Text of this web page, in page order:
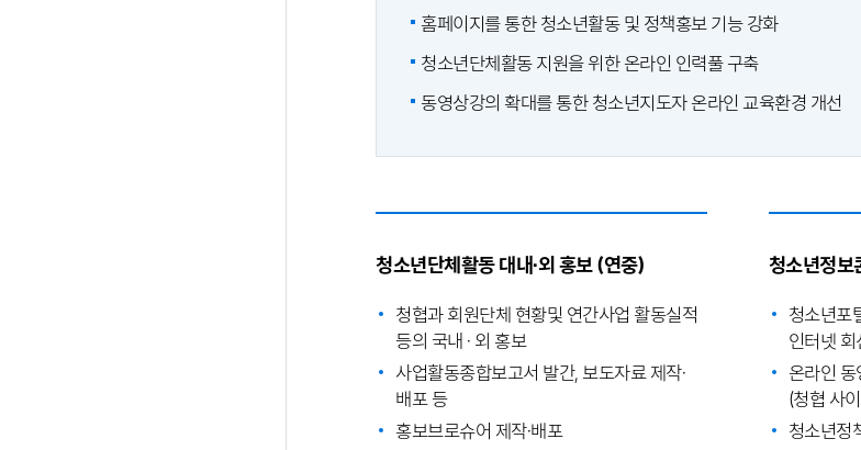
홈페이지를 통한 청소년활동 및 정책홍보 기능 강화
청소년단체활동 지원을 위한 온라인 인력풀 구축
동영상강의 확대를 통한 청소년지도자 온라인 교육환경 개선
청소년단체활동 대내·외 홍보 (연중)
청협과 회원단체 현황및 연간사업 활동실적
등의 국내 · 외 홍보
사업활동종합보고서 발간, 보도자료 제작·
배포 등
홍보브로슈어 제작·배포
청소년정보
청소년포
인터넷
온라인
(청협 사
청소년정